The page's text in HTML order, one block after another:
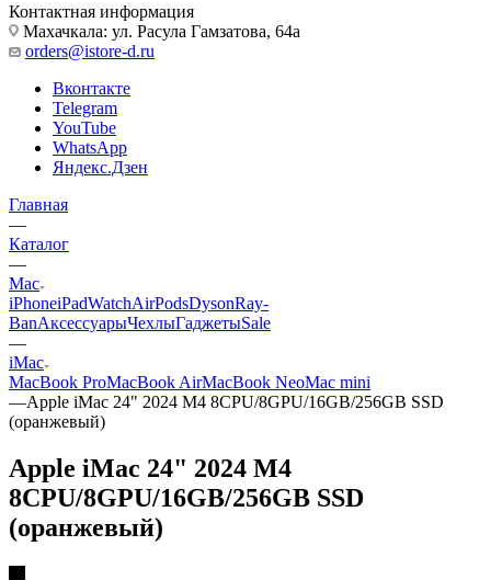
Контактная информация
Махачкала: ул. Расула Гамзатова, 64а
orders@istore-d.ru
Вконтакте
Telegram
YouTube
WhatsApp
Яндекс.Дзен
Главная
—
Каталог
—
Mac
iPhoneiPadWatchAirPodsDysonRay-
BanАксессуарыЧехлыГаджетыSale
—
iMac
MacBook ProMacBook AirMacBook NeoMac mini
—Apple iMac 24" 2024 M4 8CPU/8GPU/16GB/256GB SSD
(оранжевый)
Apple iMac 24" 2024 M4
8CPU/8GPU/16GB/256GB SSD
(оранжевый)